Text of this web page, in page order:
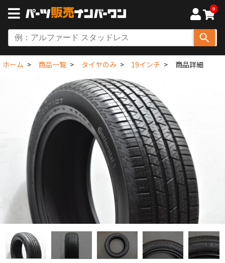
0
ホーム 商品一覧 タイヤのみ 19インチ 商品詳細